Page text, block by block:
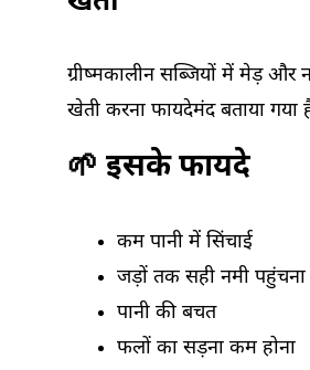
ग्रीष्मकालीन सब्जियों में मेड़ और
खेती करना फायदेमंद बताया गया
🌱 इसके फायदे
कम पानी में सिंचाई
जड़ों तक सही नमी पहुंचना
पानी की बचत
फलों का सड़ना कम होना